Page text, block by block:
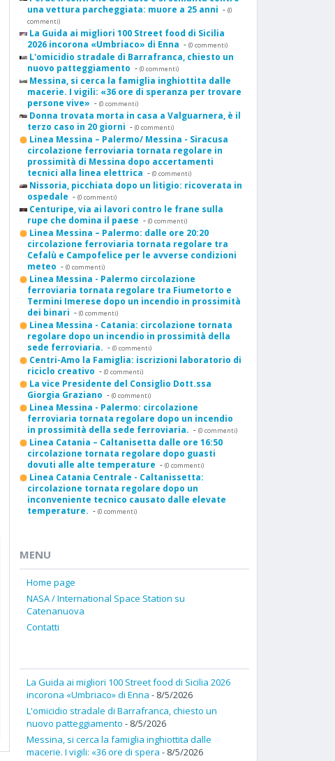
una vettura parcheggiata: muore a 25 anni - (0
commenti)
La Guida ai migliori 100 Street food di Sicilia
2026 incorona «Umbriaco» di Enna - (0 commenti)
L'omicidio stradale di Barrafranca, chiesto un
nuovo patteggiamento - (0 commenti)
Messina, si cerca la famiglia inghiottita dalle
macerie. I vigili: «36 ore di speranza per trovare
persone vive» - (0 commenti)
Donna trovata morta in casa a Valguarnera, è il
terzo caso in 20 giorni - (0 commenti)
Linea Messina – Palermo/ Messina - Siracusa
circolazione ferroviaria tornata regolare in
prossimità di Messina dopo accertamenti
tecnici alla linea elettrica - (0 commenti)
Nissoria, picchiata dopo un litigio: ricoverata in
ospedale - (0 commenti)
Centuripe, via ai lavori contro le frane sulla
rupe che domina il paese - (0 commenti)
Linea Messina – Palermo: dalle ore 20:20
circolazione ferroviaria tornata regolare tra
Cefalù e Campofelice per le avverse condizioni
meteo - (0 commenti)
Linea Messina - Palermo circolazione
ferroviaria tornata regolare tra Fiumetorto e
Termini Imerese dopo un incendio in prossimità
dei binari - (0 commenti)
Linea Messina - Catania: circolazione tornata
regolare dopo un incendio in prossimità della
sede ferroviaria. - (0 commenti)
Centri-Amo la Famiglia: iscrizioni laboratorio di
riciclo creativo - (0 commenti)
La vice Presidente del Consiglio Dott.ssa
Giorgia Graziano - (0 commenti)
Linea Messina - Palermo: circolazione
ferroviaria tornata regolare dopo un incendio
in prossimità della sede ferroviaria. - (0 commenti)
Linea Catania – Caltanisetta dalle ore 16:50
circolazione tornata regolare dopo guasti
dovuti alle alte temperature - (0 commenti)
Linea Catania Centrale - Caltanissetta:
circolazione tornata regolare dopo un
inconveniente tecnico causato dalle elevate
temperature. - (0 commenti)
MENU
Home page
NASA / International Space Station su
Catenanuova
Contatti
La Guida ai migliori 100 Street food di Sicilia 2026
incorona «Umbriaco» di Enna - 8/5/2026
L'omicidio stradale di Barrafranca, chiesto un
nuovo patteggiamento - 8/5/2026
Messina, si cerca la famiglia inghiottita dalle
macerie. I vigili: «36 ore di spera - 8/5/2026